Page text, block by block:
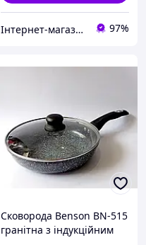
Інтернет-магазин Імперія-TV 97%
Сковорода Benson BN-515
гранітна з індукційним